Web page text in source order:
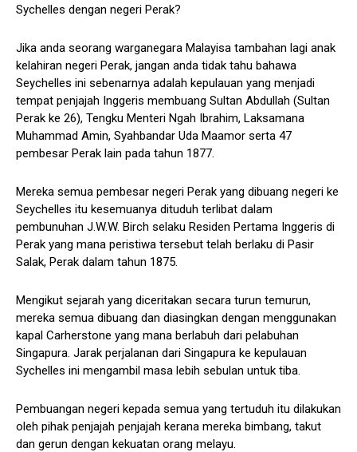
Sychelles dengan negeri Perak?
Jika anda seorang warganegara Malayisa tambahan lagi anak
kelahiran negeri Perak, jangan anda tidak tahu bahawa
Seychelles ini sebenarnya adalah kepulauan yang menjadi
tempat penjajah Inggeris membuang Sultan Abdullah (Sultan
Perak ke 26), Tengku Menteri Ngah Ibrahim, Laksamana
Muhammad Amin, Syahbandar Uda Maamor serta 47
pembesar Perak lain pada tahun 1877.
Mereka semua pembesar negeri Perak yang dibuang negeri ke
Seychelles itu kesemuanya dituduh terlibat dalam
pembunuhan J.W.W. Birch selaku Residen Pertama Inggeris di
Perak yang mana peristiwa tersebut telah berlaku di Pasir
Salak, Perak dalam tahun 1875.
Mengikut sejarah yang diceritakan secara turun temurun,
mereka semua dibuang dan diasingkan dengan menggunakan
kapal Carherstone yang mana berlabuh dari pelabuhan
Singapura. Jarak perjalanan dari Singapura ke kepulauan
Sychelles ini mengambil masa lebih sebulan untuk tiba.
Pembuangan negeri kepada semua yang tertuduh itu dilakukan
oleh pihak penjajah penjajah kerana mereka bimbang, takut
dan gerun dengan kekuatan orang melayu.